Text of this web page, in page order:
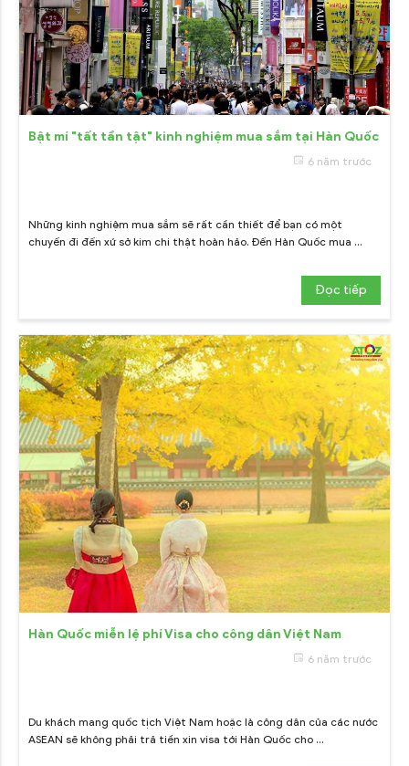
Bật mí "tất tần tật" kinh nghiệm mua sắm tại Hàn Quốc
6 năm trước
Những kinh nghiệm mua sắm sẽ rất cần thiết để bạn có một
chuyến đi đến xứ sở kim chi thật hoàn hảo. Đến Hàn Quốc mua ...
Đọc tiếp
Hàn Quốc miễn lệ phí Visa cho công dân Việt Nam
6 năm trước
Du khách mang quốc tịch Việt Nam hoặc là công dân của các nước
ASEAN sẽ không phải trả tiền xin visa tới Hàn Quốc cho ...